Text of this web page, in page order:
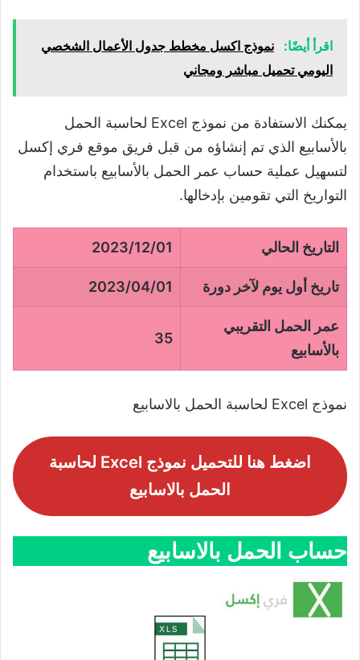
اقرأ أيضًا:
نموذج اكسل مخطط جدول الأعمال الشخصي
اليومي تحميل مباشر ومجاني
يمكنك الاستفادة من نموذج Excel لحاسبة الحمل
بالأسابيع الذي تم إنشاؤه من قبل فريق موقع فري إكسل
لتسهيل عملية حساب عمر الحمل بالأسابيع باستخدام
التواريخ التي تقومين بإدخالها.
التاريخ الحالي 2023/12/01
تاريخ أول يوم لآخر دورة 2023/04/01
عمر الحمل التقريبي
بالأسابيع
35
نموذج Excel لحاسبة الحمل بالاسابيع
اضغط هنا للتحميل نموذج Excel لحاسبة
الحمل بالاسابيع
حساب الحمل بالاسابيع